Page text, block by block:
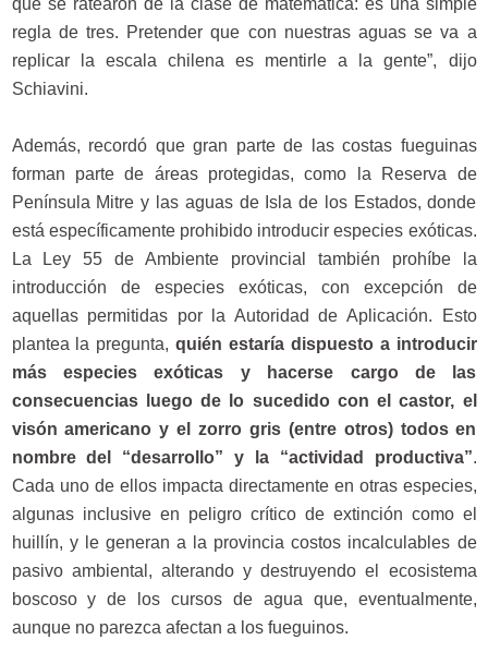
que se ratearon de la clase de matemática: es una simple
regla de tres. Pretender que con nuestras aguas se va a
replicar la escala chilena es mentirle a la gente”, dijo
Schiavini.
Además, recordó que gran parte de las costas fueguinas
forman parte de áreas protegidas, como la Reserva de
Península Mitre y las aguas de Isla de los Estados, donde
está específicamente prohibido introducir especies exóticas.
La Ley 55 de Ambiente provincial también prohíbe la
introducción de especies exóticas, con excepción de
aquellas permitidas por la Autoridad de Aplicación. Esto
plantea la pregunta, quién estaría dispuesto a introducir
más especies exóticas y hacerse cargo de las
consecuencias luego de lo sucedido con el castor, el
visón americano y el zorro gris (entre otros) todos en
nombre del “desarrollo” y la “actividad productiva”.
Cada uno de ellos impacta directamente en otras especies,
algunas inclusive en peligro crítico de extinción como el
huillín, y le generan a la provincia costos incalculables de
pasivo ambiental, alterando y destruyendo el ecosistema
boscoso y de los cursos de agua que, eventualmente,
aunque no parezca afectan a los fueguinos.